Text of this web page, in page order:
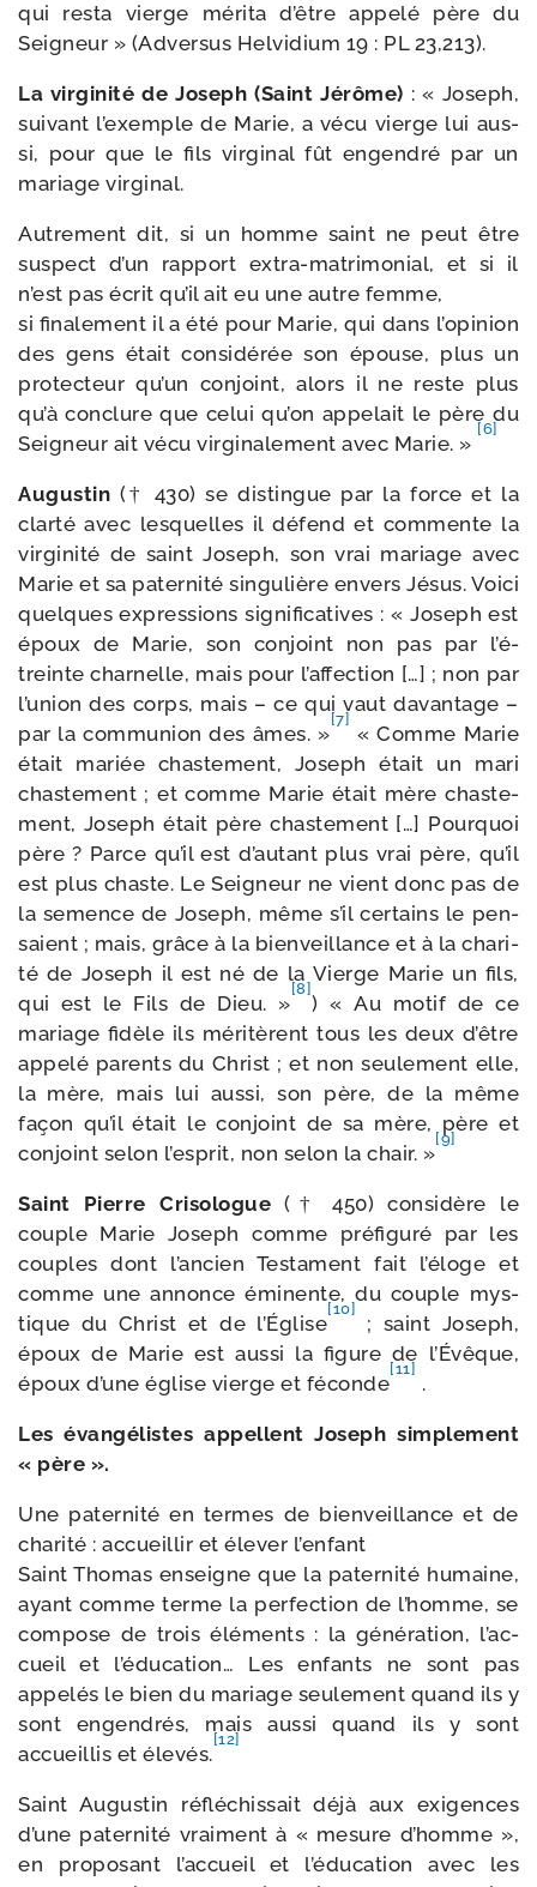
qui res­ta vierge méri­ta d’être appe­lé père du
Seigneur » (Adversus Helvidium 19 : PL 23,213).
La vir­gi­ni­té de Joseph (Saint Jérôme) : « Joseph,
sui­vant l’exemple de Marie, a vécu vierge lui aus­
si, pour que le fils vir­gi­nal fût engen­dré par un
mariage virginal.
Autrement dit, si un homme saint ne peut être
sus­pect d’un rap­port extra-​matrimonial, et si il
n’est pas écrit qu’il ait eu une autre femme,
si fina­le­ment il a été pour Marie, qui dans l’o­pi­nion
des gens était consi­dé­rée son épouse, plus un
pro­tec­teur qu’un conjoint, alors il ne reste plus
qu’à conclure que celui qu’on appe­lait le père du
Seigneur ait vécu vir­gi­na­le­ment avec Marie. »
[6]
Augustin († 430) se dis­tingue par la force et la
clar­té avec les­quelles il défend et com­mente la
vir­gi­ni­té de saint Joseph, son vrai mariage avec
Marie et sa pater­ni­té sin­gu­lière envers Jésus. Voici
quelques expres­sions signi­fi­ca­tives : « Joseph est
époux de Marie, son conjoint non pas par l’é­
treinte char­nelle, mais pour l’af­fec­tion […] ; non par
l’u­nion des corps, mais – ce qui vaut davan­tage –
par la com­mu­nion des âmes. »
[7]
« Comme Marie
était mariée chas­te­ment, Joseph était un mari
chas­te­ment ; et comme Marie était mère chas­te­
ment, Joseph était père chas­te­ment […] Pourquoi
père ? Parce qu’il est d’au­tant plus vrai père, qu’il
est plus chaste. Le Seigneur ne vient donc pas de
la semence de Joseph, même s’il cer­tains le pen­
saient ; mais, grâce à la bien­veillance et à la cha­ri­
té de Joseph il est né de la Vierge Marie un fils,
qui est le Fils de Dieu. »
[8]
) « Au motif de ce
mariage fidèle ils méri­tèrent tous les deux d’être
appe­lé parents du Christ ; et non seule­ment elle,
la mère, mais lui aus­si, son père, de la même
façon qu’il était le conjoint de sa mère, père et
conjoint selon l’es­prit, non selon la chair. »
[9]
Saint Pierre Crisologue († 450) consi­dère le
couple Marie Joseph comme pré­fi­gu­ré par les
couples dont l’an­cien Testament fait l’é­loge et
comme une annonce émi­nente, du couple mys­
tique du Christ et de l’Église
[10]
; saint Joseph,
époux de Marie est aus­si la figure de l’Évêque,
époux d’une église vierge et féconde
[11]
.
Les évan­gé­listes appellent Joseph sim­ple­ment
« père ».
Une pater­ni­té en termes de bien­veillance et de
cha­ri­té : accueillir et éle­ver l’enfant
Saint Thomas enseigne que la pater­ni­té humaine,
ayant comme terme la per­fec­tion de l’homme, se
com­pose de trois élé­ments : la géné­ra­tion, l’ac­
cueil et l’é­du­ca­tion… Les enfants ne sont pas
appe­lés le bien du mariage seule­ment quand ils y
sont engen­drés, mais aus­si quand ils y sont
accueillis et éle­vés.
[12]
Saint Augustin réflé­chis­sait déjà aux exi­gences
d’une pater­ni­té vrai­ment à « mesure d’homme »,
en pro­po­sant l’ac­cueil et l’é­du­ca­tion avec les